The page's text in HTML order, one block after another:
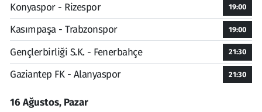
Konyaspor - Rizespor
19:00
Kasımpaşa - Trabzonspor 19:00
Gençlerbirliği S.K. - Fenerbahçe 21:30
Gaziantep FK - Alanyaspor 21:30
16 Ağustos, Pazar